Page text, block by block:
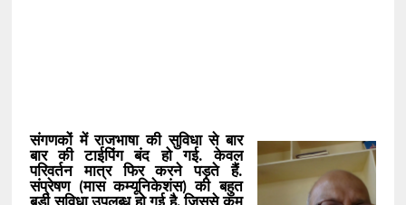
संगणकों में राजभाषा की सुविधा से बार
बार की टाईपिंग बंद हो गई. केवल
परिवर्तन मात्र फिर करने पड़ते हैं.
संप्रेषण (मास कम्यूनिकेशंस) की बहुत